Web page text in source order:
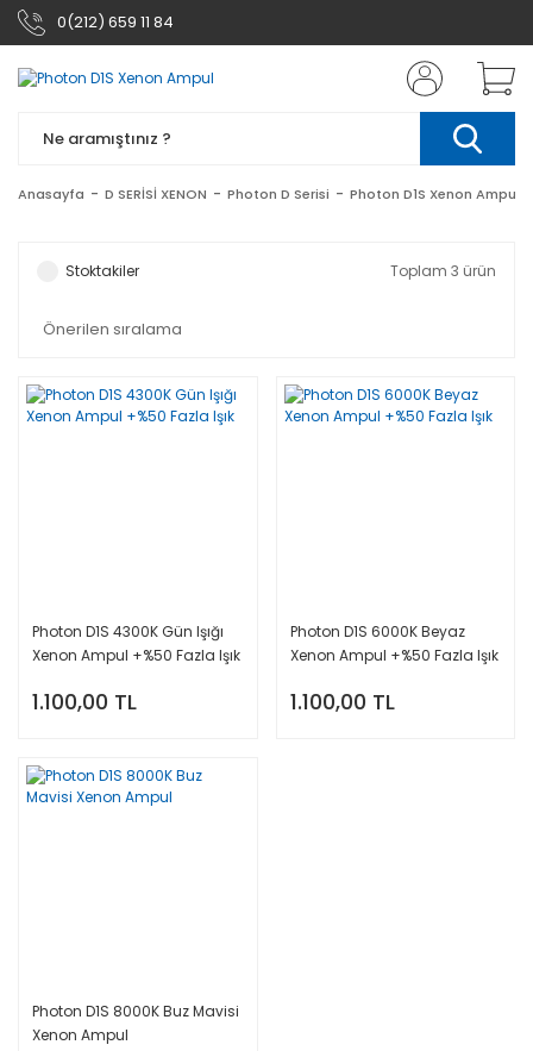
0(212) 659 11 84
Anasayfa D SERİSİ XENON Photon D Serisi Photon D1S Xenon Ampul
Stoktakiler Toplam 3 ürün
Photon D1S 4300K Gün Işığı
Xenon Ampul +%50 Fazla Işık
1.100,00 TL
Photon D1S 6000K Beyaz
Xenon Ampul +%50 Fazla Işık
1.100,00 TL
Photon D1S 8000K Buz Mavisi
Xenon Ampul